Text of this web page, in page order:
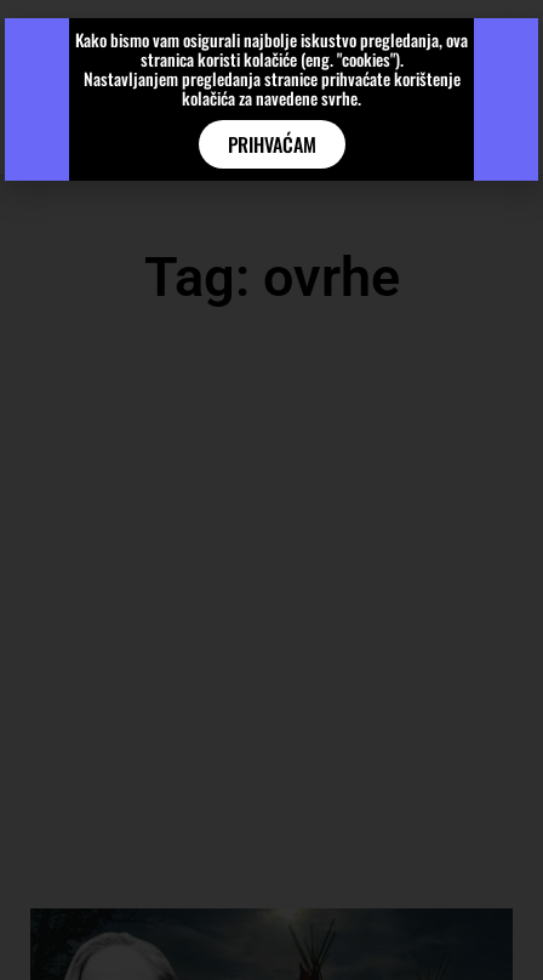
Tag: ovrhe
Kako bismo vam osigurali najbolje iskustvo pregledanja, ova
stranica koristi kolačiće (eng. "cookies").
Nastavljanjem pregledanja stranice prihvaćate korištenje
kolačića za navedene svrhe.
PRIHVAĆAM